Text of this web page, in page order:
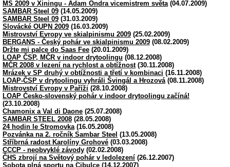
MS 2009 v Xiningu - Adam Ondra vicemistrem světa(04.07.2009)
SAMBAR Steel 09 (14.05.2009)
SAMBAR Steel 09 (31.03.2009)
Slovácké OUPN 2009 (16.03.2009)
Mistrovství Evropy ve skialpinismu 2009 (25.02.2009)
BERGANS - Český pohár ve skialpinismu 2009 (08.02.2009)
Držte mi palce do Saas Fee (20.01.2009)
LOAP ČSP, MČR v indoor drytoolingu (08.12.2008)
MČR 2008 v lezení na rychlost a obtížnost(30.11.2008)
Mrázek v SP druhý v obtížnosti a třetí v kombinaci (16.11.2008)
LOAP-ČSP v drytoolingu vyhráli Švingál a Hrozová(08.11.2008)
Mistrovství Evropy v Paříži (28.10.2008)
LOAP Česko-slovenský pohár v indoor drytoolingu začíná!
(23.10.2008)
Chamonix a Val di Daone (25.07.2008)
SAMBAR STEEL 2008 (28.05.2008)
24 hodin le Stromovka(16.05.2008)
Pozvánka na 2. ročník Sambar Steel (13.05.2008)
Stříbrná radost Karolíny Grohové (03.03.2008)
CCCP - neobvyklé závody (02.02.2008)
ČHS zbrojí na Světový pohár v ledolezení (26.12.2007)
Sobota plná sportu na Cibulce (14.12.2007)